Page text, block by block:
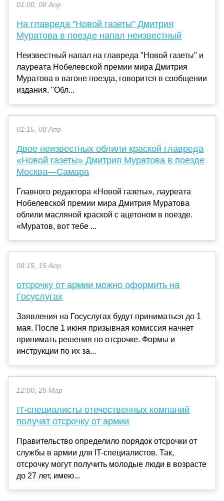
01:00, 08 Апр
На главреда "Новой газеты" Дмитрия
Муратова в поезде напал неизвестный
Неизвестный напал на главреда "Новой газеты" и
лауреата Нобелевской премии мира Дмитрия
Муратова в вагоне поезда, говорится в сообщении
издания. "Обл...
01:15, 08 Апр
Двое неизвестных облили краской главреда
«Новой газеты» Дмитрия Муратова в поезде
Москва—Самара
Главного редактора «Новой газеты», лауреата
Нобелевской премии мира Дмитрия Муратова
облили масляной краской с ацетоном в поезде.
«Муратов, вот тебе ...
08:15, 15 Апр
отсрочку от армии можно оформить на
Госуслугах
Заявления на Госуслугах будут приниматься до 1
мая. После 1 июня призывная комиссия начнет
принимать решения по отсрочке. Формы и
инструкции по их за...
12:00, 29 Мар
IT-специалисты отечественных компаний
получат отсрочку от армии
Правительство определило порядок отсрочки от
службы в армии для IT-специалистов. Так,
отсрочку могут получить молодые люди в возрасте
до 27 лет, имею...